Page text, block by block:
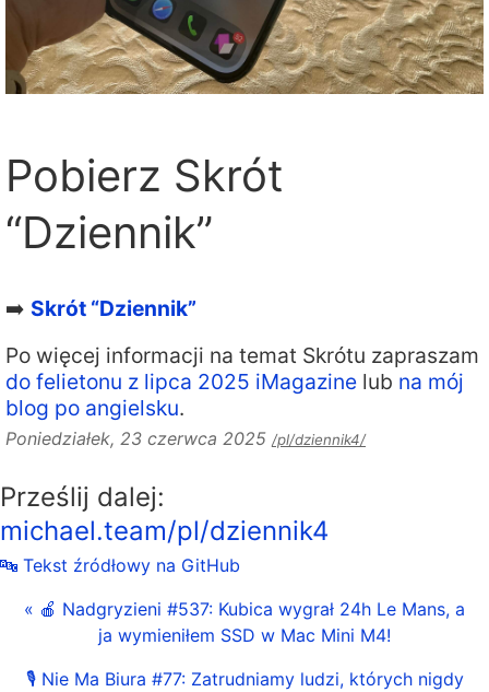
Pobierz Skrót
“Dziennik”
➡️ Skrót “Dziennik”
Po więcej informacji na temat Skrótu zapraszam
do felietonu z lipca 2025 iMagazine lub na mój
blog po angielsku.
Poniedziałek, 23 czerwca 2025 /pl/dziennik4/
Prześlij dalej:
michael.team/pl/dziennik4
🔤 Tekst źródłowy na GitHub
« 🍎 Nadgryzieni #537: Kubica wygrał 24h Le Mans, a
ja wymieniłem SSD w Mac Mini M4!
🎙 Nie Ma Biura #77: Zatrudniamy ludzi, których nigdy